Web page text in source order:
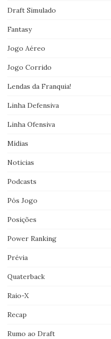
Draft Simulado
Fantasy
Jogo Aéreo
Jogo Corrido
Lendas da Franquia!
Linha Defensiva
Linha Ofensiva
Mídias
Noticias
Podcasts
Pós Jogo
Posições
Power Ranking
Prévia
Quaterback
Raio-X
Recap
Rumo ao Draft